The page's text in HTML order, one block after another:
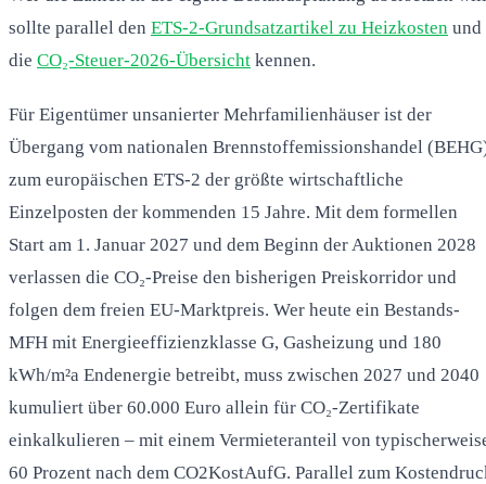
sollte parallel den ETS-2-Grundsatzartikel zu Heizkosten und
die CO₂-Steuer-2026-Übersicht kennen.
Für Eigentümer unsanierter Mehrfamilienhäuser ist der
Übergang vom nationalen Brennstoffemissionshandel
zum europäischen ETS-2 der größte wirtschaftliche
Einzelposten der kommenden 15 Jahre. Mit dem formellen
Start am 1. Januar 2027 und dem Beginn der Auktionen 2028
verlassen die CO₂-Preise den bisherigen Preiskorridor und
folgen dem freien EU-Marktpreis. Wer heute ein Bestands-
MFH mit Energieeffizienzklasse G, Gasheizung und 180
kWh/m²a Endenergie betreibt, muss zwischen 2027 und 2040
kumuliert über 60.000 Euro allein für CO₂-Zertifikate
einkalkulieren – mit einem Vermieteranteil von
60 Prozent nach dem CO2KostAufG. Parallel zum